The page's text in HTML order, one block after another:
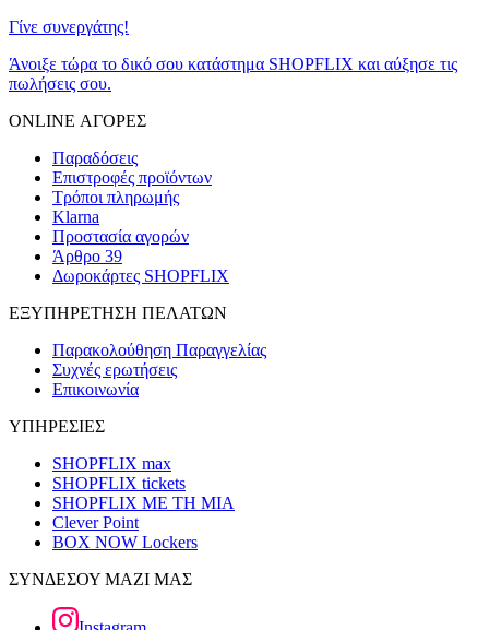
Γίνε συνεργάτης!
Άνοιξε τώρα το δικό σου κατάστημα SHOPFLIX και αύξησε τις
πωλήσεις σου.
ONLINE ΑΓΟΡΕΣ
Παραδόσεις
Επιστροφές προϊόντων
Τρόποι πληρωμής
Klarna
Προστασία αγορών
Άρθρο 39
Δωροκάρτες SHOPFLIX
ΕΞΥΠΗΡΕΤΗΣΗ ΠΕΛΑΤΩΝ
Παρακολούθηση Παραγγελίας
Συχνές ερωτήσεις
Επικοινωνία
ΥΠΗΡΕΣΙΕΣ
SHOPFLIX max
SHOPFLIX tickets
SHOPFLIX ΜΕ ΤΗ ΜΙΑ
Clever Point
BOX NOW Lockers
ΣΥΝΔΕΣΟΥ ΜΑΖΙ ΜΑΣ